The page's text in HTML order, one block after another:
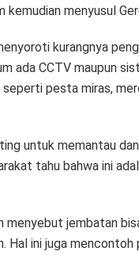
menyusul
kurangnya
ada CCTV maupun
pesta miras,
untuk memantau
tahu bahwa ini
jembatan
Hal ini juga